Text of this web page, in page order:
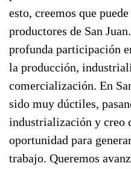
esto, creemos que
productores de San
profunda participación
la producción,
comercialización. En
sido muy dúctiles,
industrialización y creo
oportunidad para
trabajo. Queremos